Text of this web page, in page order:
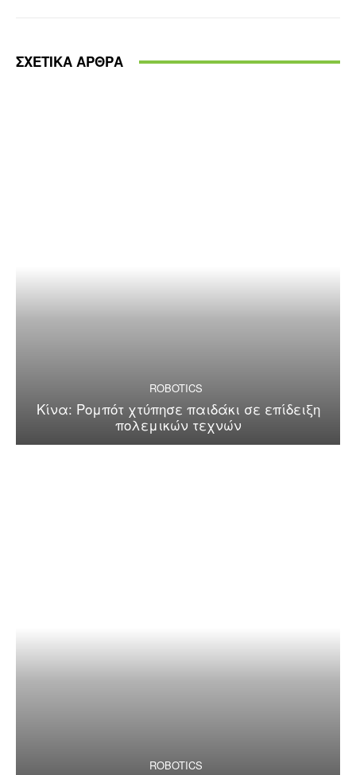
ΣΧΕΤΙΚΑ ΑΡΘΡΑ
ROBOTICS
Κίνα: Ρομπότ χτύπησε παιδάκι σε επίδειξη
πολεμικών τεχνών
ROBOTICS